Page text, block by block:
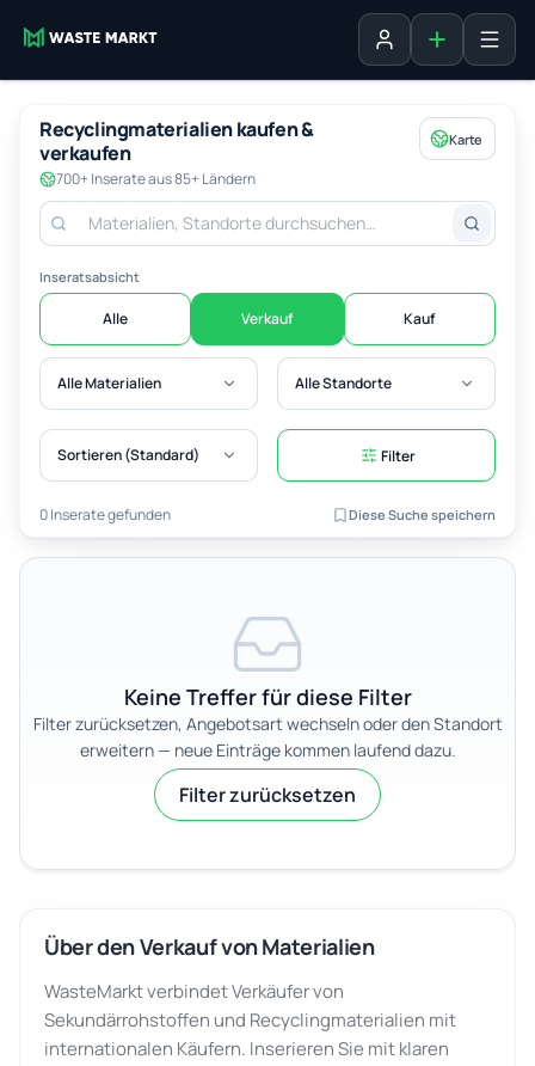
AnmeldenInserat
Recyclingmaterialien kaufen &
verkaufen
700+ Inserate aus 85+ Ländern
Karte
Inseratsabsicht
Alle Verkauf Kauf
Alle Materialien Alle Standorte
Sortieren (Standard) Filter
0 Inserate gefunden Diese Suche speichern
Keine Treffer für diese Filter
Filter zurücksetzen, Angebotsart wechseln oder den Standort
erweitern — neue Einträge kommen laufend dazu.
Filter zurücksetzen
Über den Verkauf von Materialien
WasteMarkt verbindet Verkäufer von
Sekundärrohstoffen und Recyclingmaterialien mit
internationalen Käufern. Inserieren Sie mit klaren